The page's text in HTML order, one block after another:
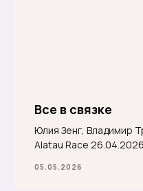
Все в связке
Юлия Зенг, Владимир
Alatau Race
05.05.2026